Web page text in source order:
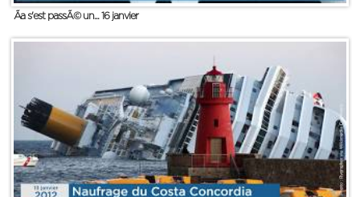
Ãa s'est passÃ© un... 16 janvier